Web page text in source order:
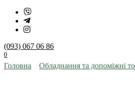
(093) 067 06 86
0
Головна Обладнання та допоміжні